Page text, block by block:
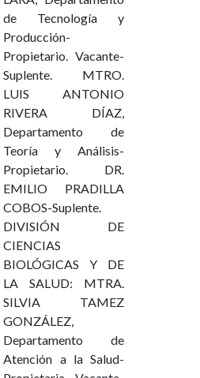
de Tecnología y
Producción-
Propietario. Vacante-
Suplente. MTRO.
LUIS ANTONIO
RIVERA DÍAZ,
Departamento de
Teoría y Análisis-
Propietario. DR.
EMILIO PRADILLA
COBOS-Suplente.
DIVISIÓN DE
CIENCIAS
BIOLÓGICAS Y DE
LA SALUD: MTRA.
SILVIA TAMEZ
GONZÁLEZ,
Departamento de
Atención a la Salud-